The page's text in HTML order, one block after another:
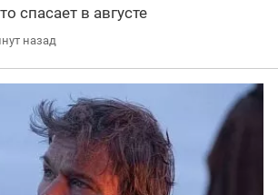
спасает в августе
назад